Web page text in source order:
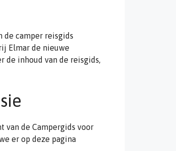
de camper reisgids
Elmar de nieuwe
de inhoud van de reisgids,
van de Campergids voor
er op deze pagina